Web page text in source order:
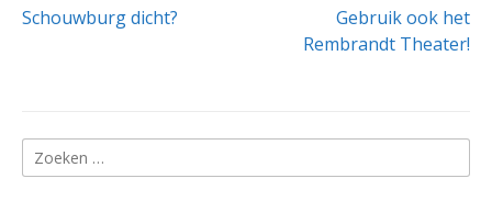
Bericht
Schouwburg dicht?
Gebruik ook het
Rembrandt Theater!
Zoeken
naar: